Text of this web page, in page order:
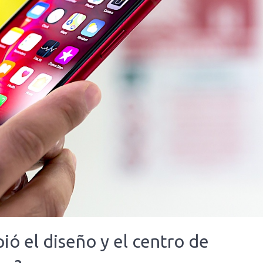
el diseño y el centro de